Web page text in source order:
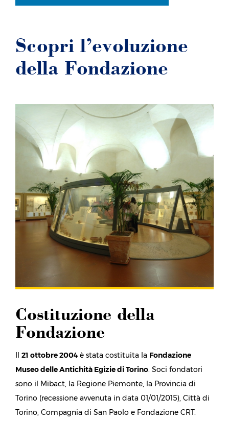
Scopri l’evoluzione
della Fondazione
di
Città di
CRT.
Primo sviluppo
di marketing
Istituita la Fondazione, si è reso necessario intervenire
sulla creazione di unanuova identità edi una nuova
immagine per il Museo.